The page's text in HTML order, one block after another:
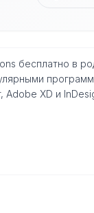
бесплатно в
Adobe XD и